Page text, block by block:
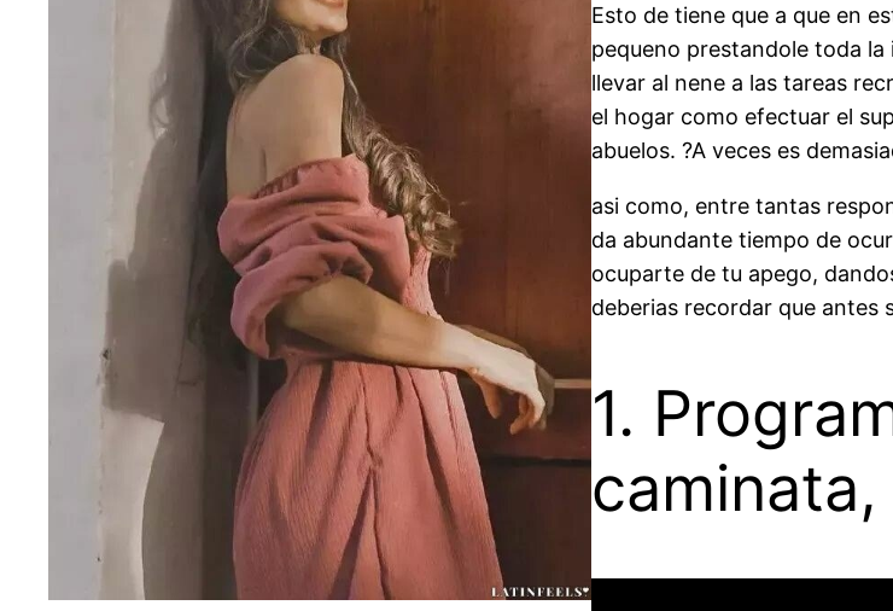
Esto de tiene que a que en
pequeno prestandole toda la
llevar al nene a las tareas
el hogar como efectuar el
abuelos. ?A veces es
asi como, entre tantas
da abundante tiempo de
ocuparte de tu apego,
deberias recordar que antes
1.